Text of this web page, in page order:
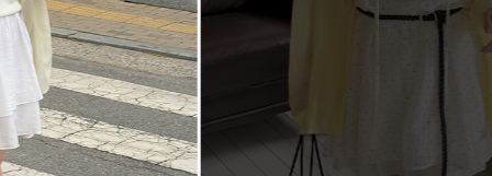
파자마
ETC
세트
쥬얼리
액세서리
양말/스타킹
세트